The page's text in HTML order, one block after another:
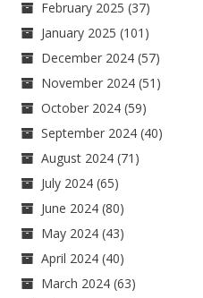
February 2025 (37)
January 2025 (101)
December 2024 (57)
November 2024 (51)
October 2024 (59)
September 2024 (40)
August 2024 (71)
July 2024 (65)
June 2024 (80)
May 2024 (43)
April 2024 (40)
March 2024 (63)